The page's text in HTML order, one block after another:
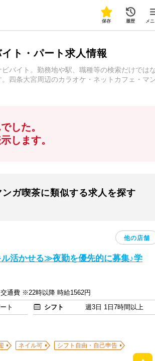
保存 履歴 メ
ト・パート求人情報
バイト。勤務地や駅、職種等の検索だけでは
四条大宮周辺のカラオケ・ネットカフェ・マ
した。
します。
ガ喫茶に類似する求人を探す
他の店舗
活かせる≫夜勤を優先的に募集♪学
通費 ※22時以降 時給1562円
ト シフト
週3日 1日7時間以上
ネイル可
シフト自由・自己申告